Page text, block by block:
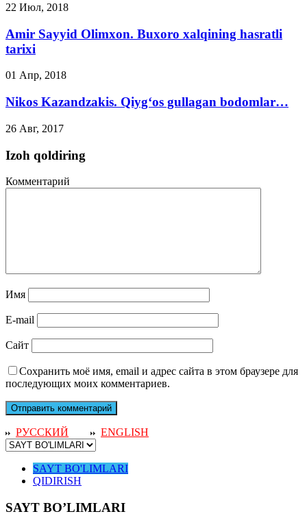
22 Июл, 2018
Amir Sayyid Olimxon. Buxoro xalqining hasratli
tarixi
01 Апр, 2018
Nikos Kazandzakis. Qiyg‘os gullagan bodomlar…
26 Авг, 2017
Izoh qoldiring
Комментарий
Имя
E-mail
Сайт
Сохранить моё имя, email и адрес сайта в этом браузере для
последующих моих комментариев.
РУССКИЙ ENGLISH
SAYT BO'LIMLARI
QIDIRISH
SAYT BO’LIMLARI